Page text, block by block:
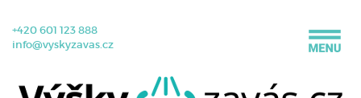
+420 601 123 888
info@vyskyzavas.cz